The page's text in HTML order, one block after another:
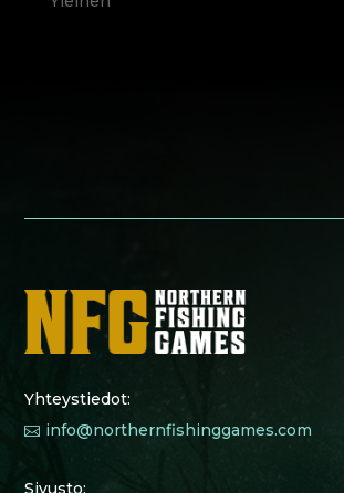
Yhteystiedot:
 info@northernfishinggames.com
Sivusto: